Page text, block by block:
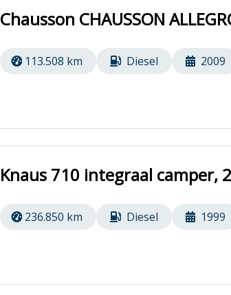
Chausson CHAUSSON
113.508 km Diesel 2009
Knaus 710 integraal
236.850 km Diesel 1999